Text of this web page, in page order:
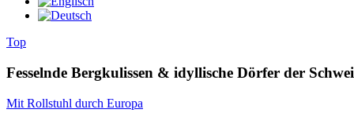
Top
Fesselnde Bergkulissen & idyllische Dörfer der
Mit Rollstuhl durch Europa